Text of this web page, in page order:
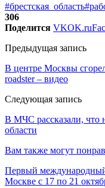
#брестская_область
306
Поделится VKOK.ru
Предыдущая запись
В центре Москвы
roadster – видео
Следующая запись
В МЧС рассказали, что
области
Вам также могут
Первый международный
Москве с 17 по 21